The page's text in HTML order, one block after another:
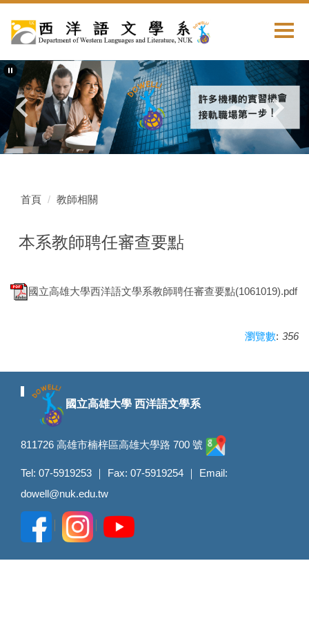
首頁 教師相關
本系教師聘任審查要點
國立高雄大學西洋語文學系教師聘任審查要點(1061019).pdf
瀏覽數: 356
國立高雄大學 西洋語文學系
811726 高雄市楠梓區高雄大學路 700 號
Tel: 07-5919253 ｜ Fax: 07-5919254 ｜ Email:
dowell@nuk.edu.tw